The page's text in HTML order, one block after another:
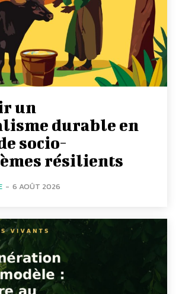
un
durable en
socio-
résilients
- 6 AOÛT 2026